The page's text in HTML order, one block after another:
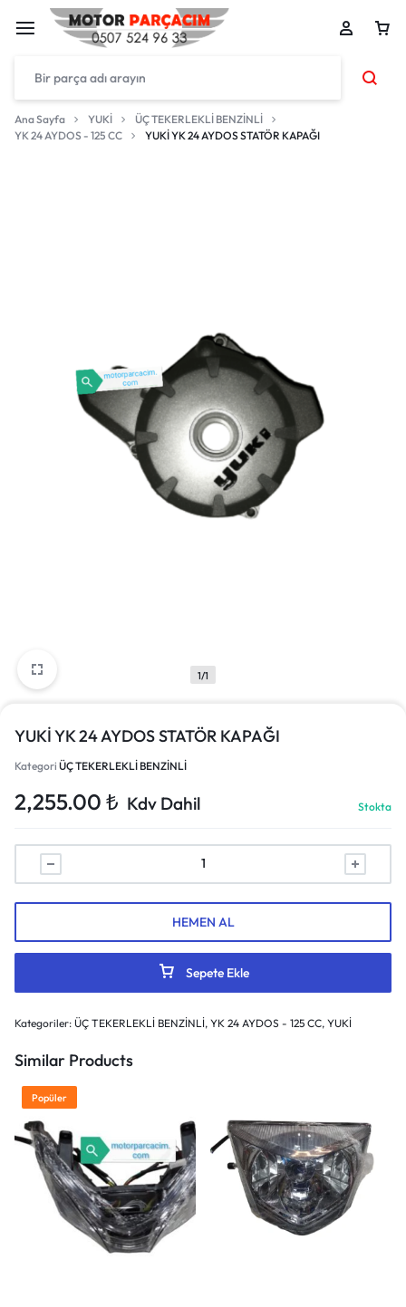
Ana Sayfa YUKİ
ÜÇ TEKERLEKLİ BENZİNLİ
YK 24 AYDOS - 125 CC
YUKİ YK 24 AYDOS STATÖR KAPAĞI
1/1
YUKİ YK 24 AYDOS STATÖR KAPAĞI
Kategori ÜÇ TEKERLEKLİ BENZİNLİ
2,255.00 ₺ Kdv Dahil Stokta
Sepete Ekle
HEMEN AL
Kategoriler: ÜÇ TEKERLEKLİ BENZİNLİ, YK 24 AYDOS - 125 CC, YUKİ
Similar Products
Popüler